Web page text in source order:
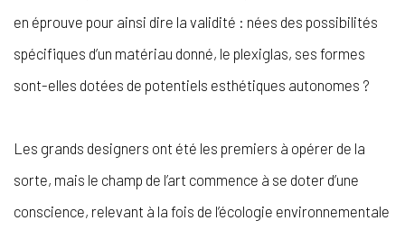
en éprouve pour ainsi dire la validité : nées des possibilités
spécifiques d’un matériau donné, le plexiglas, ses formes
sont-elles dotées de potentiels esthétiques autonomes ?
Les grands designers ont été les premiers à opérer de la
sorte, mais le champ de l’art commence à se doter d’une
conscience, relevant à la fois de l’écologie environnementale